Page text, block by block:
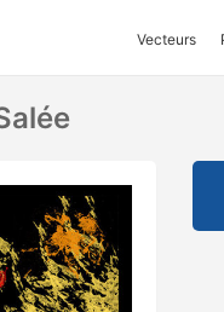
Vecteurs